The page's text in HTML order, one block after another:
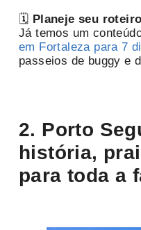
🗓 Planeje seu roteiro
Já temos um
em Fortaleza para 7
passeios de buggy e
2. Porto
história,
para toda a